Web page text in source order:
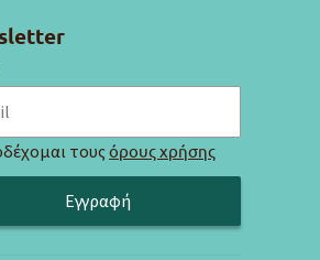
τουςόρους χρήσης